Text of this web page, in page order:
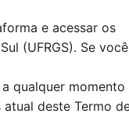
e acessar os
(UFRGS). Se
qualquer momento
deste Termo